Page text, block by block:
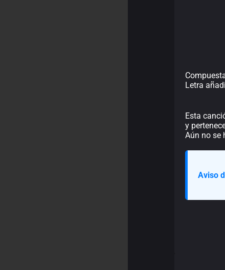
Letra
Esta
y
Aún no se
Aviso